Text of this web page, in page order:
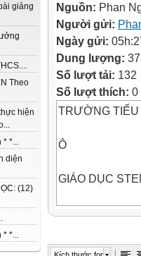
giảng
Theo
hiện
* *...
diện
(12)
* *...
Nguồn: Phan
Người gửi:
Ngày gửi:
Dung lượng:
Số lượt tải: 132
Số lượt thích: 0
TRƯỜNG
Ô
GIÁO DỤC